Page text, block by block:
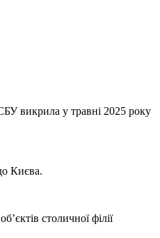
викрила у травні 2025 року
Києва.
столичної філії